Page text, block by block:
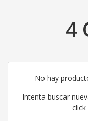
4
No hay
Intenta buscar